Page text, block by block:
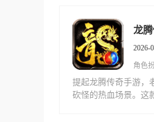
龙
2026-
角色
提起龙腾传奇手游，
砍怪的热血场景。这